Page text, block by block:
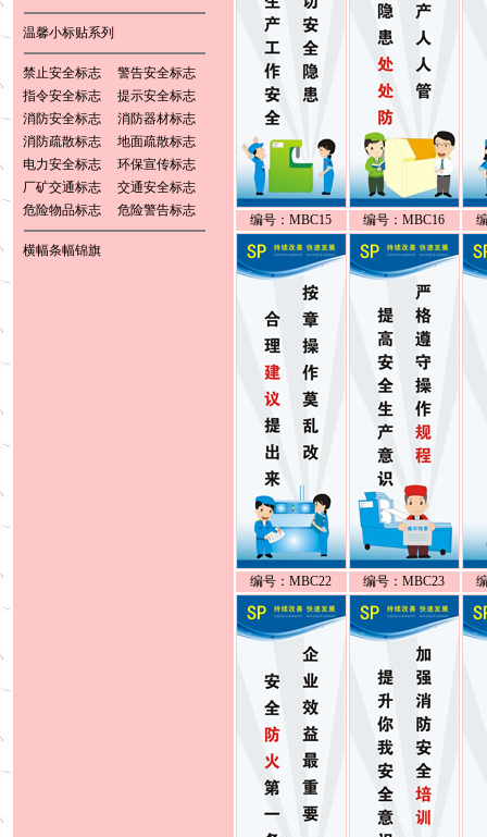
温馨小标贴系列
禁止安全标志
警告安全标志
指令安全标志
提示安全标志
消防安全标志
消防器材标志
消防疏散标志
地面疏散标志
电力安全标志
环保宣传标志
厂矿交通标志
交通安全标志
危险物品标志
危险警告标志
横幅条幅锦旗
编号：MBC15 编号：MBC16
编号：MBC22 编号：MBC23